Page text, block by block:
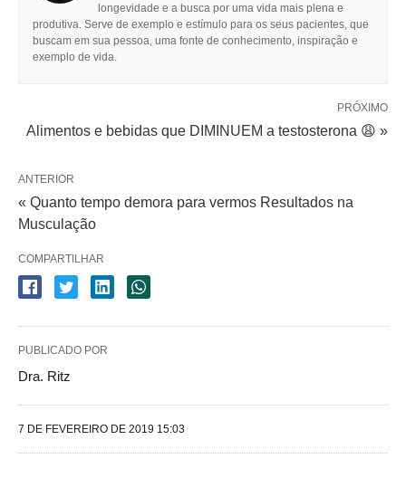
longevidade e a busca por uma vida mais plena e
produtiva. Serve de exemplo e estímulo para os seus pacientes, que
buscam em sua pessoa, uma fonte de conhecimento, inspiração e
exemplo de vida.
PRÓXIMO
Alimentos e bebidas que DIMINUEM a testosterona 😩 »
ANTERIOR
« Quanto tempo demora para vermos Resultados na
Musculação
COMPARTILHAR
PUBLICADO POR
Dra. Ritz
7 DE FEVEREIRO DE 2019 15:03